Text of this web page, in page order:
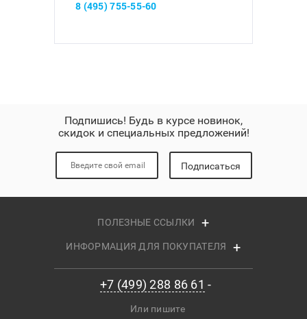
8 (495) 755-55-60
Подпишись! Будь в курсе новинок,
скидок и специальных предложений!
Подписаться
ПОЛЕЗНЫЕ ССЫЛКИ
ИНФОРМАЦИЯ ДЛЯ ПОКУПАТЕЛЯ
+7 (499) 288 86 61
Или пишите